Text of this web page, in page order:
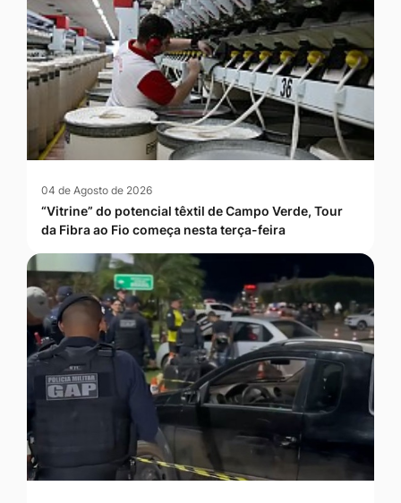
04 de Agosto de 2026
“Vitrine” do potencial têxtil de Campo Verde, Tour
da Fibra ao Fio começa nesta terça-feira